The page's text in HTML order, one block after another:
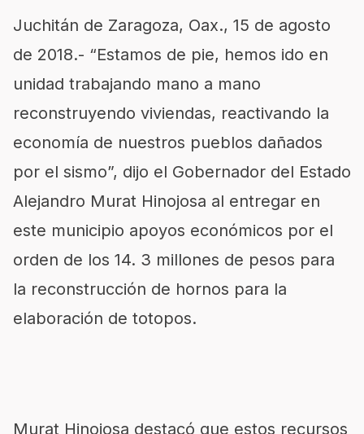
Juchitán de Zaragoza, Oax., 15 de agosto
de 2018.- “Estamos de pie, hemos ido en
unidad trabajando mano a mano
reconstruyendo viviendas, reactivando la
economía de nuestros pueblos dañados
por el sismo”, dijo el Gobernador del Estado
Alejandro Murat Hinojosa al entregar en
este municipio apoyos económicos por el
orden de los 14. 3 millones de pesos para
la reconstrucción de hornos para la
elaboración de totopos.
Murat Hinojosa destacó que estos recursos